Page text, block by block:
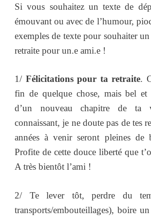
Si vous souhaitez un texte de
émouvant ou avec de l’humour,
exemples de texte pour souhaiter
retraite pour un.e ami.e !
1/ Félicitations pour ta retraite.
fin de quelque chose, mais bel
d’un nouveau chapitre de ta
connaissant, je ne doute pas de tes
années à venir seront pleines de
Profite de cette douce liberté que
A très bientôt l’ami !
2/ Te lever tôt, perdre du
transports/embouteillages), boire